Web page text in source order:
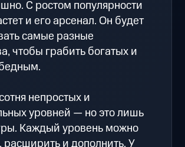
С ростом популярности
и его арсенал. Он будет
самые разные
чтобы грабить богатых и
непростых и
уровней — но это лишь
Каждый уровень можно
расширить и дополнить. У